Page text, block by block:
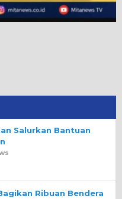
Salurkan Bantuan
Ribuan Bendera